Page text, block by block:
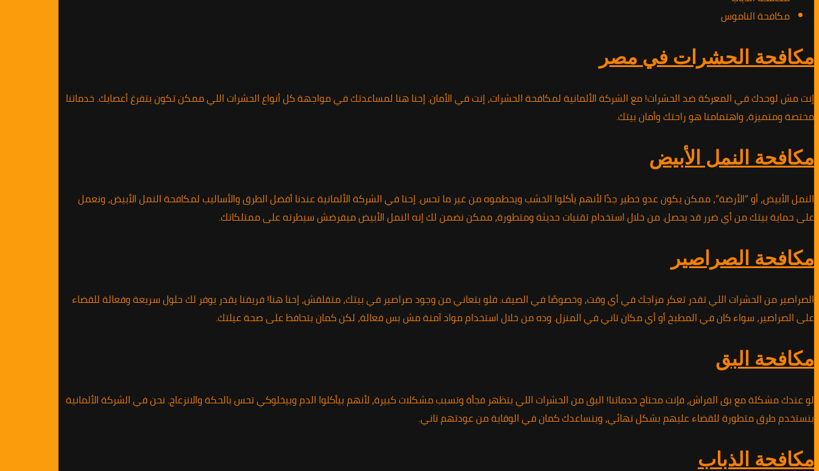
مكافحة الناموس
مكافحة الحشرات في مصر
إنت مش لوحدك في المعركة ضد الحشرات! مع الشركة الألمانية لمكافحة الحشرات، إنت في الأمان. إحنا هنا لمساعدتك في مواجهة كل أنواع الحشرات اللي ممكن تكون بتفرغ أعصابك. خدماتنا
مختصة ومتميزة، واهتمامنا هو راحتك وأمان بيتك.
مكافحة النمل الأبيض
النمل الأبيض، أو “الأرضة”، ممكن يكون عدو خطير جدًا لأنهم يأكلوا الخشب ويحطموه من غير ما تحس. إحنا في الشركة الألمانية عندنا أفضل الطرق والأساليب لمكافحة النمل الأبيض، ونعمل
على حماية بيتك من أي ضرر قد يحصل. من خلال استخدام تقنيات حديثة ومتطورة، ممكن نضمن لك إنه النمل الأبيض ميفرضش سيطرته على ممتلكاتك.
مكافحة الصراصير
الصراصير من الحشرات اللي تقدر تعكر مزاجك في أي وقت، وخصوصًا في الصيف. فلو بتعاني من وجود صراصير في بيتك، متقلقش، إحنا هنا! فريقنا يقدر يوفر لك حلول سريعة وفعالة للقضاء
على الصراصير، سواء كان في المطبخ أو أي مكان تاني في المنزل. وده من خلال استخدام مواد آمنة مش بس فعالة، لكن كمان بتحافظ على صحة عيلتك.
مكافحة البق
لو عندك مشكلة مع بق الفراش، فإنت محتاج خدماتنا! البق من الحشرات اللي بتظهر فجأة وتسبب مشكلات كبيرة، لأنهم بيأكلوا الدم وبيخلوكي تحس بالحكة والانزعاج. نحن في الشركة الألمانية
بنستخدم طرق متطورة للقضاء عليهم بشكل نهائي، وبنساعدك كمان في الوقاية من عودتهم تاني.
مكافحة الذباب